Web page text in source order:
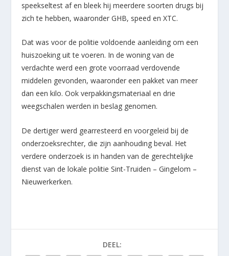
speekseltest af en bleek hij meerdere soorten drugs bij
zich te hebben, waaronder GHB, speed en XTC.
Dat was voor de politie voldoende aanleiding om een
huiszoeking uit te voeren. In de woning van de
verdachte werd een grote voorraad verdovende
middelen gevonden, waaronder een pakket van meer
dan een kilo. Ook verpakkingsmateriaal en drie
weegschalen werden in beslag genomen.
De dertiger werd gearresteerd en voorgeleid bij de
onderzoeksrechter, die zijn aanhouding beval. Het
verdere onderzoek is in handen van de gerechtelijke
dienst van de lokale politie Sint-Truiden – Gingelom –
Nieuwerkerken.
DEEL: